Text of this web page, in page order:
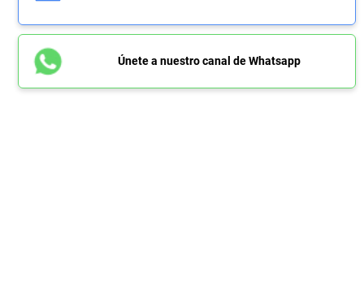
Únete a nuestro canal de Whatsapp